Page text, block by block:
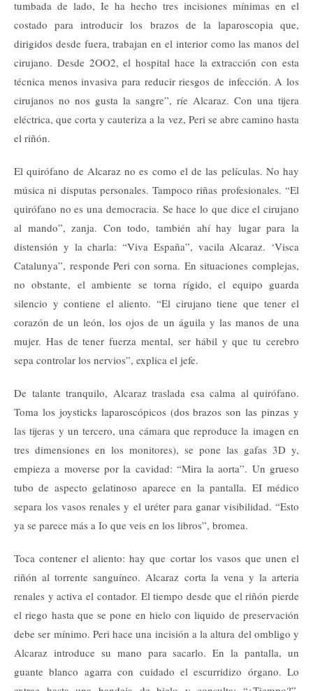
tumbada de lado, Ie ha hecho tres incisiones mínimas en el
costado para introducir los brazos de la laparoscopia que,
dirigidos desde fuera, trabajan en el interior como las manos del
cirujano. Desde 2OO2, el hospital hace la extracción con esta
técnica menos invasiva para reducir riesgos de infección. A los
cirujanos no nos gusta la sangre”, ríe Alcaraz. Con una tijera
eléctrica, que corta y cauteriza a la vez, Peri se abre camino hasta
el riñón.
El quirófano de Alcaraz no es como el de las películas. No hay
música ni disputas personales. Tampoco riñas profesionales. “El
quirófano no es una democracia. Se hace lo que dice el cirujano
al mando”, zanja. Con todo, también ahí hay lugar para la
distensión y la charla: “Viva España”, vacila Alcaraz. ‘Visca
Catalunya”, responde Peri con sorna. En situaciones complejas,
no obstante, el ambiente se torna rígido, el equipo guarda
silencio y contiene el aliento. “El cirujano tiene que tener el
corazón de un león, los ojos de un águila y las manos de una
mujer. Has de tener fuerza mental, ser hábil y que tu cerebro
sepa controlar los nervios”, explica el jefe.
De talante tranquilo, Alcaraz traslada esa calma al quirófano.
Toma los joysticks laparoscópicos (dos brazos son las pinzas y
las tijeras y un tercero, una cámara que reproduce la imagen en
tres dimensiones en los monitores), se pone las gafas 3D y,
empieza a moverse por la cavidad: “Mira la aorta”. Un grueso
tubo de aspecto gelatinoso aparece en la pantalla. EI médico
separa los vasos renales y el uréter para ganar visibilidad. “Esto
ya se parece más a Io que veis en los libros”, bromea.
Toca contener el aliento: hay que cortar los vasos que unen el
riñón al torrente sanguíneo. Alcaraz corta la vena y la arteria
renales y activa el contador. El tiempo desde que el riñón pierde
el riego hasta que se pone en hielo con liquido de preservación
debe ser mínimo. Peri hace una incisión a la altura del ombligo y
Alcaraz introduce su mano para sacarlo. En la pantalla, un
guante blanco agarra con cuidado el escurridizo órgano. Lo